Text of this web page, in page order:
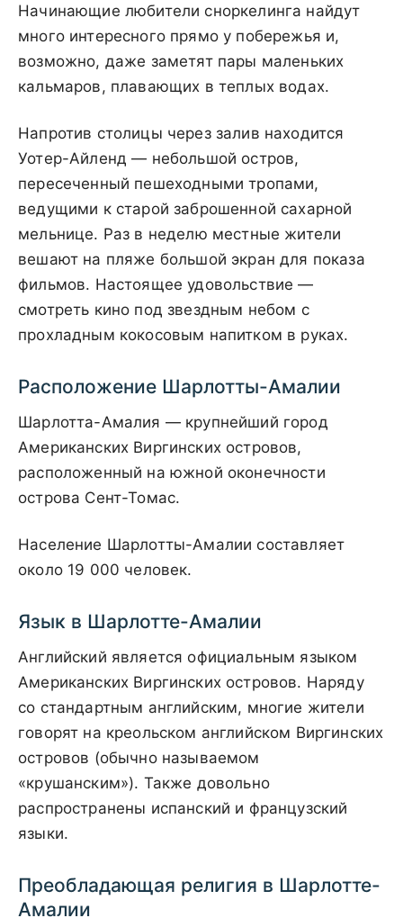
Начинающие любители сноркелинга найдут
много интересного прямо у побережья и,
возможно, даже заметят пары маленьких
кальмаров, плавающих в теплых водах.
Напротив столицы через залив находится
Уотер-Айленд — небольшой остров,
пересеченный пешеходными тропами,
ведущими к старой заброшенной сахарной
мельнице. Раз в неделю местные жители
вешают на пляже большой экран для показа
фильмов. Настоящее удовольствие —
смотреть кино под звездным небом с
прохладным кокосовым напитком в руках.
Расположение Шарлотты-Амалии
Шарлотта-Амалия — крупнейший город
Американских Виргинских островов,
расположенный на южной оконечности
острова Сент-Томас.
Население Шарлотты-Амалии составляет
около 19 000 человек.
Язык в Шарлотте-Амалии
Английский является официальным языком
Американских Виргинских островов. Наряду
со стандартным английским, многие жители
говорят на креольском английском Виргинских
островов (обычно называемом
«крушанским»). Также довольно
распространены испанский и французский
языки.
Преобладающая религия в Шарлотте-
Амалии